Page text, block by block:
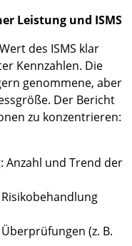
Leistung und ISMS
des ISMS klar
Kennzahlen. Die
genommene, aber
Der Bericht
zu konzentrieren:
Anzahl und Trend der
(z. B.